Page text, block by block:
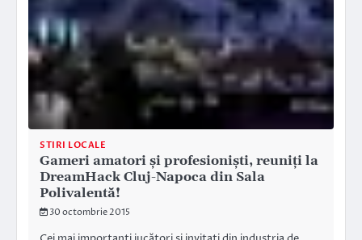
STIRI LOCALE
Gameri amatori și profesioniști, reuniți la
DreamHack Cluj-Napoca din Sala
Polivalentă!
30 octombrie 2015